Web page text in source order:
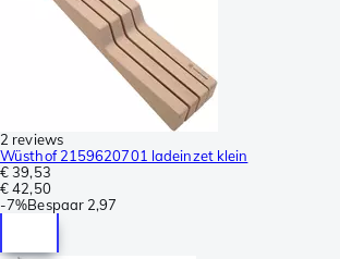
2 reviews
Wüsthof 2159620701 ladeinzet klein
€ 39,53
€ 42,50
-7%Bespaar 2,97